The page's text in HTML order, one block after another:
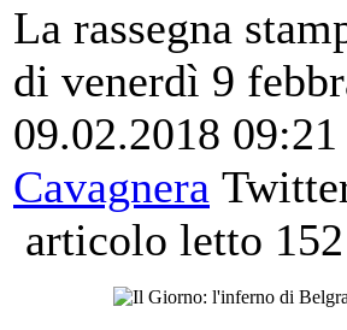
La rassegna
di venerdì 9
09.02.2018 09:21
Cavagnera
articolo letto